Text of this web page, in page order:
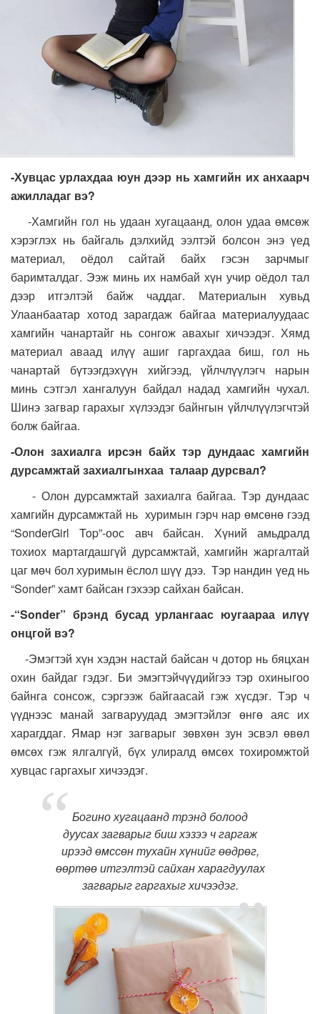
-Хувцас урлахдаа юун дээр нь хамгийн их анхаарч
ажилладаг вэ?
-Хамгийн гол нь удаан хугацаанд, олон удаа өмсөж
хэрэглэх нь байгаль дэлхийд ээлтэй болсон энэ үед
материал, оёдол сайтай байх гэсэн зарчмыг
баримталдаг. Ээж минь их намбай хүн учир оёдол тал
дээр итгэлтэй байж чаддаг. Материалын хувьд
Улаанбаатар хотод зарагдаж байгаа материалуудаас
хамгийн чанартайг нь сонгож авахыг хичээдэг. Хямд
материал аваад илүү ашиг гаргахдаа биш, гол нь
чанартай бүтээгдэхүүн хийгээд, үйлчлүүлэгч нарын
минь сэтгэл хангалуун байдал надад хамгийн чухал.
Шинэ загвар гарахыг хүлээдэг байнгын үйлчлүүлэгчтэй
болж байгаа.
-Олон захиалга ирсэн байх тэр дундаас хамгийн
дурсамжтай захиалгынхаа талаар дурсвал?
- Олон дурсамжтай захиалга байгаа. Тэр дундаас
хамгийн дурсамжтай нь хуримын гэрч нар өмсөнө гээд
“SonderGirl Top”-оос авч байсан. Хүний амьдралд
тохиох мартагдашгүй дурсамжтай, хамгийн жаргалтай
цаг мөч бол хуримын ёслол шүү дээ. Тэр нандин үед нь
“Sonder” хамт байсан гэхээр сайхан байсан.
-“Sonder” брэнд бусад урлангаас юугаараа илүү
онцгой вэ?
-Эмэгтэй хүн хэдэн настай байсан ч дотор нь бяцхан
охин байдаг гэдэг. Би эмэгтэйчүүдийгээ тэр охиныгоо
байнга сонсож, сэргээж байгаасай гэж хүсдэг. Тэр ч
үүднээс манай загваруудад эмэгтэйлэг өнгө аяс их
харагддаг. Ямар нэг загварыг зөвхөн зун эсвэл өвөл
өмсөх гэж ялгалгүй, бүх улиралд өмсөх тохиромжтой
хувцас гаргахыг хичээдэг.
Богино хугацаанд трэнд болоод
дуусах загварыг биш хэзээ ч гаргаж
ирээд өмссөн тухайн хүнийг өөдрөг,
өөртөө итгэлтэй сайхан харагдуулах
загварыг гаргахыг хичээдэг.